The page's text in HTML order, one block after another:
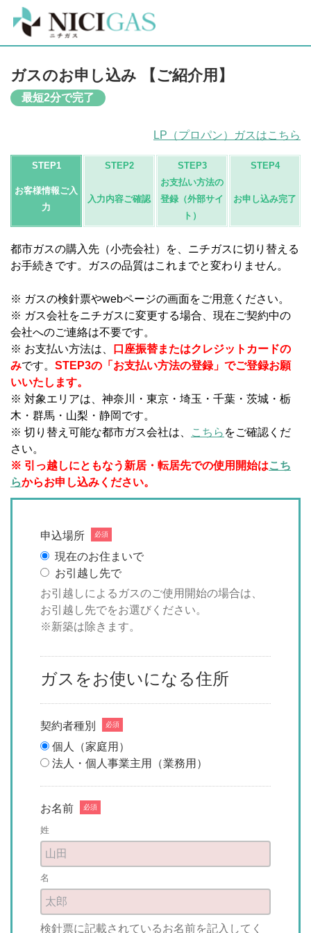
ガスのお申し込み 【ご紹介用】
最短2分で完了
LP（プロパン）ガスはこちら
STEP1
お客様情報ご入
力
STEP2
入力内容ご確認
STEP3
お支払い方法の
登録 （外部サイ
ト）
STEP4
お申し込み完了
都市ガスの購入先（小売会社）を、ニチガスに切り替える
お手続きです。ガスの品質はこれまでと変わりません。
※ ガスの検針票やwebページの画面をご用意ください。
※ ガス会社をニチガスに変更する場合、現在ご契約中の
会社へのご連絡は不要です。
※ お支払い方法は、
口座振替またはクレジットカードの
みです。 STEP3の「お支払い方法の登録」でご登録お願
いいたします。
※ 対象エリアは、神奈川・東京・埼玉・千葉・茨城・栃
木・群馬・山梨・静岡です。
※ 切り替え可能な都市ガス会社は、
こちら をご確認くだ
さい。
※ 引っ越しにともなう新居・転居先での使用開始はこち
らからお申し込みください。
申込場所 必須
現在のお住まいで
お引越し先で
お引越しによるガスのご使用開始の場合は、
お引越し先でをお選びください。
※新築は除きます。
ガスをお使いになる住所
契約者種別 必須
個人（家庭用）
法人・個人事業主用（業務用）
お名前 必須
姓
名
検針票に記載されているお名前を記入してく